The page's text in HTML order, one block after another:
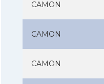
CAMON
CAMON
CAMON